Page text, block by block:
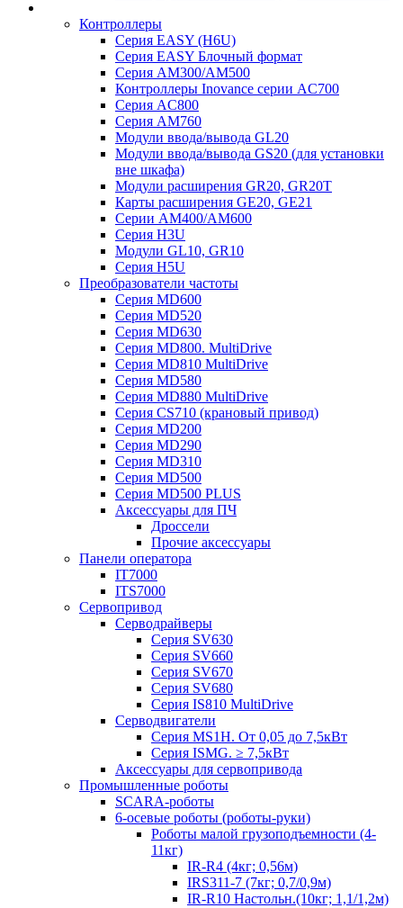
Контроллеры
Серия EASY (H6U)
Серия EASY Блочный формат
Серия AM300/AM500
Контроллеры Inovance серии AC700
Серия AC800
Серия AM760
Модули ввода/вывода GL20
Модули ввода/вывода GS20 (для установки
вне шкафа)
Модули расширения GR20, GR20T
Карты расширения GE20, GE21
Серии AM400/AM600
Серия H3U
Модули GL10, GR10
Серия H5U
Преобразователи частоты
Серия MD600
Серия MD520
Серия MD630
Серия MD800. MultiDrive
Серия MD810 MultiDrive
Серия MD580
Серия MD880 MultiDrive
Серия CS710 (крановый привод)
Серия MD200
Серия MD290
Серия MD310
Серия MD500
Серия MD500 PLUS
Аксессуары для ПЧ
Дроссели
Прочие аксессуары
Панели оператора
IT7000
ITS7000
Сервопривод
Серводрайверы
Серия SV630
Серия SV660
Серия SV670
Серия SV680
Серия IS810 MultiDrive
Серводвигатели
Серия MS1H. От 0,05 до 7,5кВт
Серия ISMG. ≥ 7,5кВт
Аксессуары для сервопривода
Промышленные роботы
SCARA-роботы
6-осевые роботы (роботы-руки)
Роботы малой грузоподъемности (4-
11кг)
IR-R4 (4кг; 0,56м)
IRS311-7 (7кг; 0,7/0,9м)
IR-R10 Настольн.(10кг; 1,1/1,2м)